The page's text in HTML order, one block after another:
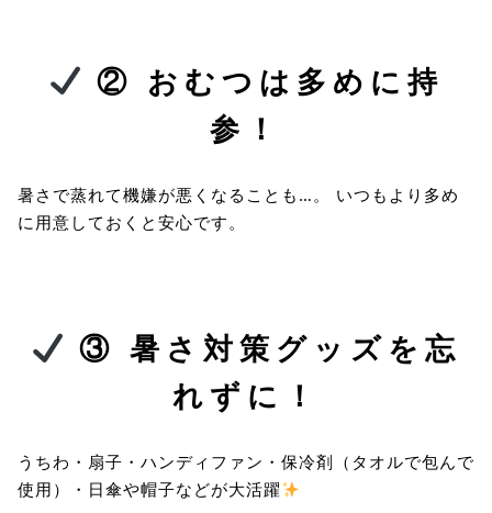
② おむつは多めに持
参！
暑さで蒸れて機嫌が悪くなることも…。 いつもより多め
に用意しておくと安心です。
③ 暑さ対策グッズを忘
れずに！
うちわ・扇子・ハンディファン・保冷剤（タオルで包んで
使用）・日傘や帽子などが大活躍